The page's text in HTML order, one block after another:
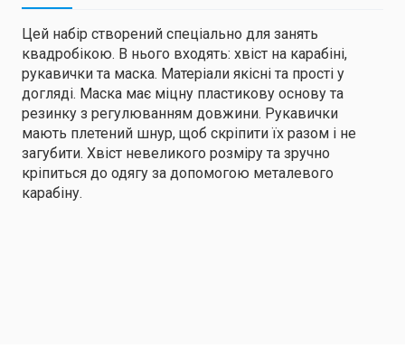
Цей набір створений спеціально для занять
квадробікою. В нього входять: хвіст на карабіні,
рукавички та маска. Матеріали якісні та прості у
догляді. Маска має міцну пластикову основу та
резинку з регулюванням довжини. Рукавички
мають плетений шнур, щоб скріпити їх разом і не
загубити. Хвіст невеликого розміру та зручно
кріпиться до одягу за допомогою металевого
карабіну.